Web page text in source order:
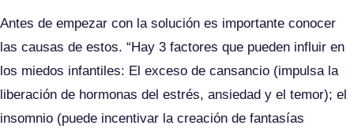
Antes de empezar con la solución es importante conocer
las causas de estos. “Hay 3 factores que pueden influir en
los miedos infantiles: El exceso de cansancio (impulsa la
liberación de hormonas del estrés, ansiedad y el temor); el
insomnio (puede incentivar la creación de fantasías